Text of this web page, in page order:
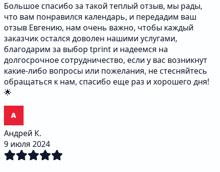
Большое спасибо за такой теплый отзыв, мы рады,
что вам понравился календарь, и передадим ваш
отзыв Евгению, нам очень важно, чтобы каждый
заказчик остался доволен нашими услугами,
благодарим за выбор tprint и надеемся на
долгосрочное сотрудничество, если у вас возникнут
какие-либо вопросы или пожелания, не стесняйтесь
обращаться к нам, спасибо еще раз и хорошего дня!
🌟
Андрей К.
9 июля 2024